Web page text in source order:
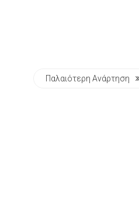
Παλαιότερη Ανάρτηση